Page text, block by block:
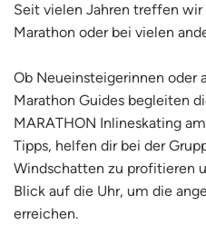
Seit vielen Jahren treffen
Marathon oder bei vielen
Ob Neueinsteigerinnen oder
Marathon Guides begleiten
MARATHON Inlineskating am
Tipps, helfen dir bei der
Windschatten zu profitieren
Blick auf die Uhr, um die
erreichen.